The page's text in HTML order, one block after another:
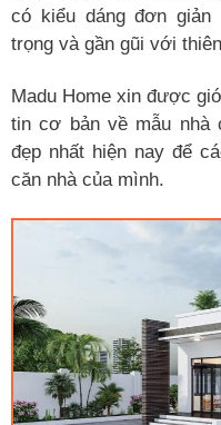
có kiểu dáng đơn giản
trọng và gần gũi với
Madu Home xin được
tin cơ bản về mẫu nhà
đẹp nhất hiện nay để
căn nhà của mình.